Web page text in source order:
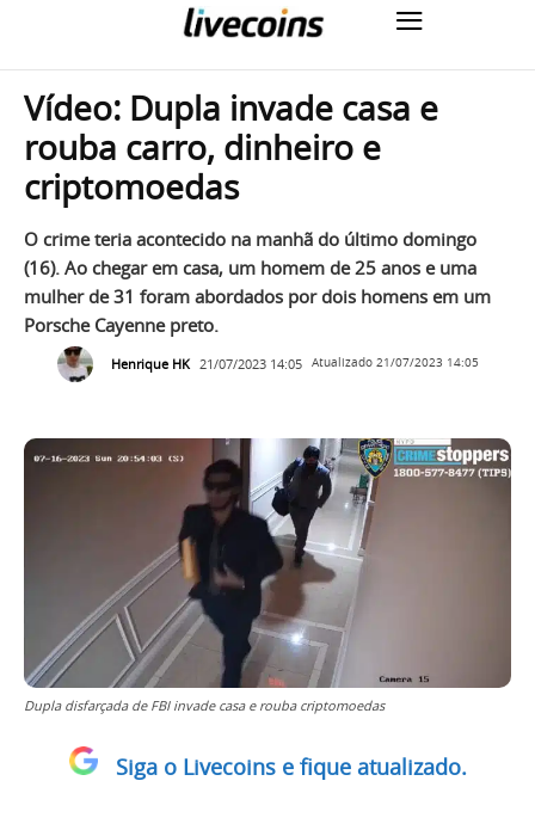
Vídeo: Dupla invade casa e
rouba carro, dinheiro e
criptomoedas
O crime teria acontecido na manhã do último domingo
(16). Ao chegar em casa, um homem de 25 anos e uma
mulher de 31 foram abordados por dois homens em um
Porsche Cayenne preto.
Henrique HK 21/07/2023 14:05 Atualizado 21/07/2023 14:05
Dupla disfarçada de FBI invade casa e rouba criptomoedas
Siga o Livecoins e fique atualizado.